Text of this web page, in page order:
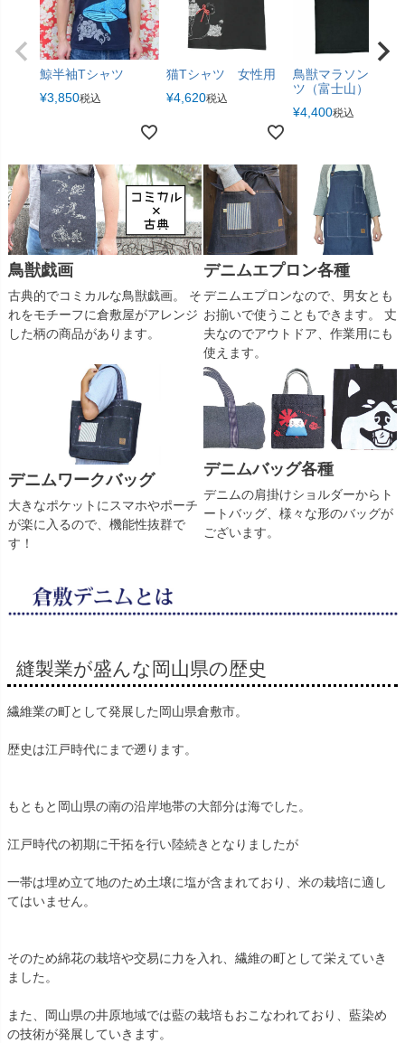
鯨半袖Tシャツ
¥3,850税込
猫Tシャツ 女性用
¥4,620税込
鳥獣マラソンTシャ
ツ（富士山）
¥4,400税込
鳥獣戯画
古典的でコミカルな鳥獣戯画。 そ
れをモチーフに倉敷屋がアレンジ
した柄の商品があります。
デニムエプロン各種
デニムエプロンなので、男女とも
お揃いで使うこともできます。 丈
夫なのでアウトドア、作業用にも
使えます。
デニムワークバッグ
大きなポケットにスマホやポーチ
が楽に入るので、機能性抜群で
す！
デニムバッグ各種
デニムの肩掛けショルダーからト
ートバッグ、様々な形のバッグが
ございます。
縫製業が盛んな岡山県の歴史
繊維業の町として発展した岡山県倉敷市。
歴史は江戸時代にまで遡ります。
もともと岡山県の南の沿岸地帯の大部分は海でした。
江戸時代の初期に干拓を行い陸続きとなりましたが
一帯は埋め立て地のため土壌に塩が含まれており、米の栽培に適し
てはいません。
そのため綿花の栽培や交易に力を入れ、繊維の町として栄えていき
ました。
また、岡山県の井原地域では藍の栽培もおこなわれており、藍染め
の技術が発展していきます。